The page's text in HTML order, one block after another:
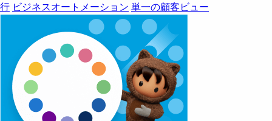
行 ビジネスオートメーション 単一の顧客ビュー